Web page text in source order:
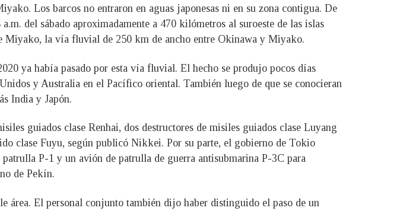
Los barcos no entraron en aguas japonesas ni en su zona contigua. De
del sábado aproximadamente a 470 kilómetros al suroeste de las islas
Miyako, la vía fluvial de 250 km de ancho entre Okinawa y Miyako.
ya había pasado por esta vía fluvial. El hecho se produjo pocos días
y Australia en el Pacífico oriental. También luego de que se conocieran
India y Japón.
guiados clase Renhai, dos destructores de misiles guiados clase Luyang
clase Fuyu, según publicó Nikkei. Por su parte, el gobierno de Tokio
P-1 y un avión de patrulla de guerra antisubmarina P-3C para
de Pekín.
área. El personal conjunto también dijo haber distinguido el paso de un